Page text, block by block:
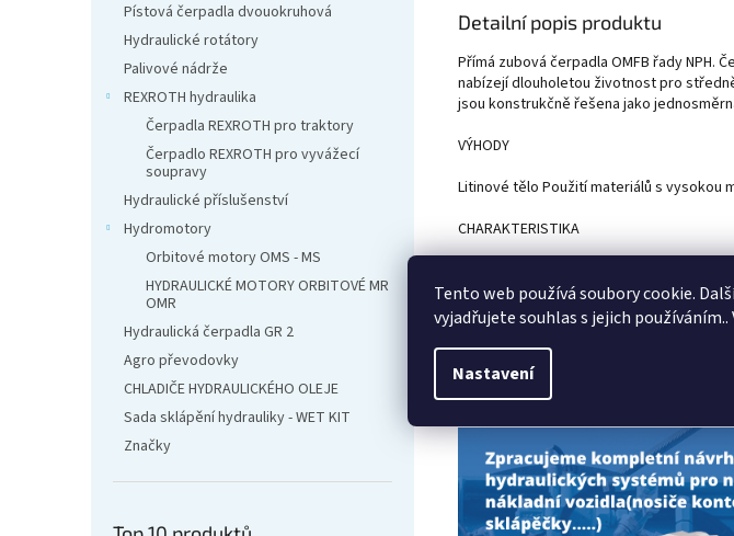
Tento web používá soubory cookie.
vyjadřujete souhlas s jejich
Nastavení
Pístová čerpadla dvouokruhová
Hydraulické rotátory
Palivové nádrže
REXROTH hydraulika
Čerpadla REXROTH pro traktory
Čerpadlo REXROTH pro vyvážecí
soupravy
Hydraulické příslušenství
Hydromotory
Orbitové motory OMS - MS
HYDRAULICKÉ MOTORY ORBITOVÉ MR
OMR
Hydraulická čerpadla GR 2
Agro převodovky
CHLADIČE HYDRAULICKÉHO OLEJE
Sada sklápění hydrauliky - WET KIT
Značky
Detailní popis produktu
Přímá zubová čerpadla OMFB řady NPH.
nabízejí dlouholetou životnost pro
jsou konstrukčně řešena jako
VÝHODY
Litinové tělo Použití materiálů s vysokou
CHARAKTERISTIKA
Nepřetržitý pracovní tlak 290 - 160 Bar
Maximální pracovní rychlost od 1500 do